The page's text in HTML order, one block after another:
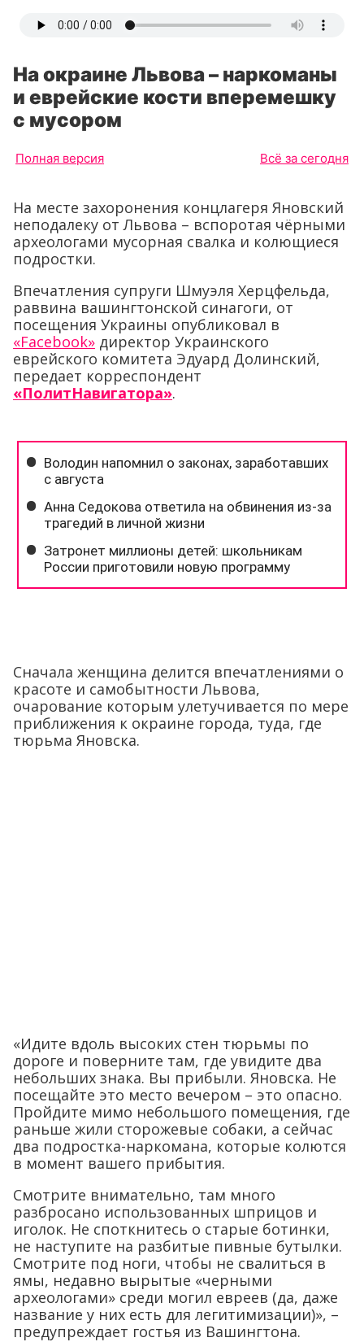
На окраине Львова – наркоманы
и еврейские кости вперемешку
с мусором
Полная версия Всё за сегодня
На месте захоронения концлагеря Яновский
неподалеку от Львова – вспоротая чёрными
археологами мусорная свалка и колющиеся
подростки.
Впечатления супруги Шмуэля Херцфельда,
раввина вашингтонской синагоги, от
посещения Украины опубликовал в
«Facebook» директор Украинского
еврейского комитета Эдуард Долинский,
передает корреспондент
«ПолитНавигатора».
Сначала женщина делится впечатлениями о
красоте и самобытности Львова,
очарование которым улетучивается по мере
приближения к окраине города, туда, где
тюрьма Яновска.
«Идите вдоль высоких стен тюрьмы по
дороге и поверните там, где увидите два
небольших знака. Вы прибыли. Яновска. Не
посещайте это место вечером – это опасно.
Пройдите мимо небольшого помещения, где
раньше жили сторожевые собаки, а сейчас
два подростка-наркомана, которые колются
в момент вашего прибытия.
Смотрите внимательно, там много
разбросано использованных шприцов и
иголок. Не споткнитесь о старые ботинки,
не наступите на разбитые пивные бутылки.
Смотрите под ноги, чтобы не свалиться в
ямы, недавно вырытые «черными
археологами» среди могил евреев (да, даже
название у них есть для легитимизации)», –
предупреждает гостья из Вашингтона.